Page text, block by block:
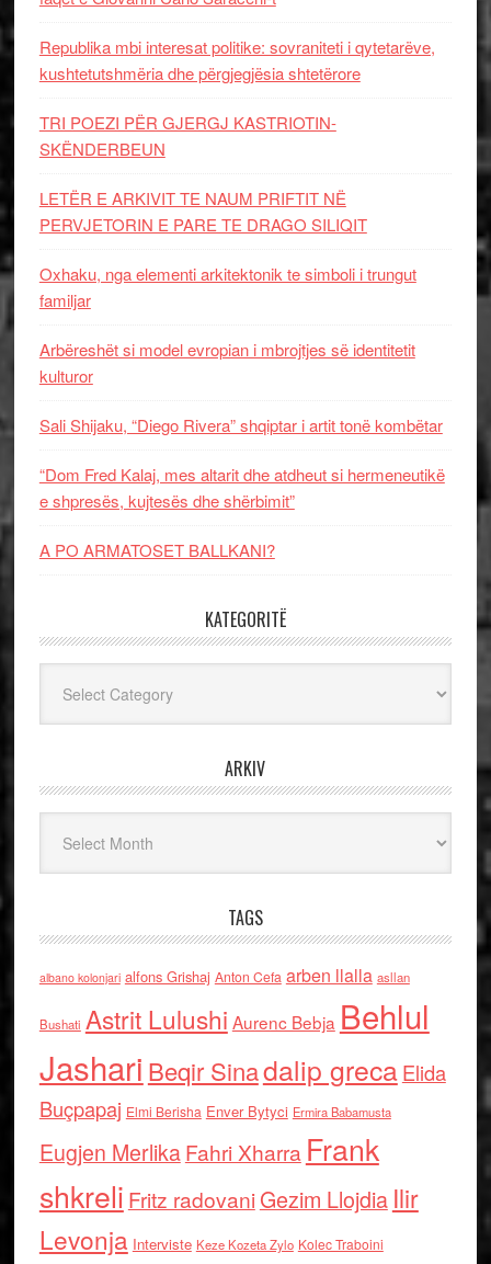
Republika mbi interesat politike: sovraniteti i qytetarëve,
kushtetutshmëria dhe përgjegjësia shtetërore
TRI POEZI PËR GJERGJ KASTRIOTIN-
SKËNDERBEUN
LETËR E ARKIVIT TE NAUM PRIFTIT NË
PERVJETORIN E PARE TE DRAGO SILIQIT
Oxhaku, nga elementi arkitektonik te simboli i trungut
familjar
Arbëreshët si model evropian i mbrojtjes së identitetit
kulturor
Sali Shijaku, “Diego Rivera” shqiptar i artit tonë kombëtar
“Dom Fred Kalaj, mes altarit dhe atdheut si hermeneutikë
e shpresës, kujtesës dhe shërbimit”
A PO ARMATOSET BALLKANI?
KATEGORITË
ARKIV
TAGS
albano kolonjari alfons Grishaj Anton Cefa arben llalla asllan
Bushati Astrit Lulushi Aurenc Bebja Behlul
Jashari Beqir Sinadalip grecaElida
Buçpapaj Elmi Berisha Enver Bytyci Ermira Babamusta
Eugjen MerlikaFahri Xharra Frank
shkreli Fritz radovaniGezim Llojdia Ilir
Levonja Interviste Keze Kozeta Zylo Kolec Traboini